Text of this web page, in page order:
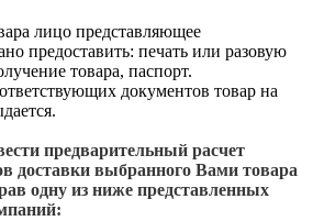
лицо представляющее
предоставить: печать или разовую
товара, паспорт.
документов товар на
предварительный расчет
доставки выбранного Вами товара
одну из ниже представленных